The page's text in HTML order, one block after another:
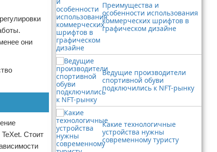
они
Стоит
Преимущества и
особенности использования
коммерческих шрифтов в
графическом дизайне
Ведущие производители
спортивной обуви
подключились к NFT-рынку
Какие технологичные
устройства нужны
современному туристу